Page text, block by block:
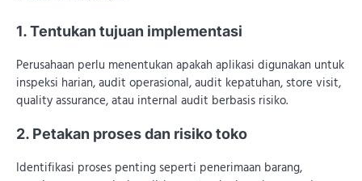
1. Tentukan tujuan implementasi
Perusahaan perlu menentukan apakah aplikasi digunakan untuk
inspeksi harian, audit operasional, audit kepatuhan, store visit,
quality assurance, atau internal audit berbasis risiko.
2. Petakan proses dan risiko toko
Identifikasi proses penting seperti penerimaan barang,